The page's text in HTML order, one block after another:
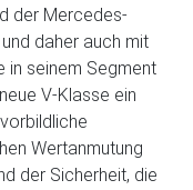
der Mercedes-
daher auch mit
in seinem Segment
V-Klasse ein
Wertanmutung
der Sicherheit, die